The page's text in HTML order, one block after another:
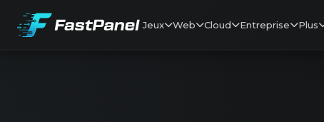
FastPanel
Jeux Web Cloud Entreprise Plus